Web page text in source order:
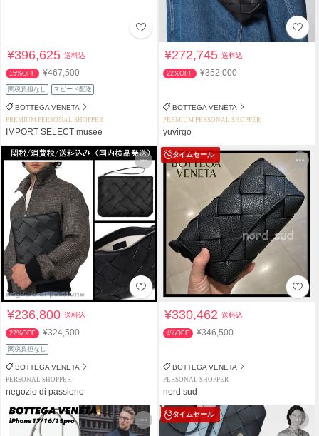
¥396,625送料込
15%OFF ¥467,500
関税負担なし スピード配送
BOTTEGA VENETA
PREMIUM PERSONAL SHOPPER
IMPORT SELECT musee
¥272,745送料込
22%OFF ¥352,000
BOTTEGA VENETA
PREMIUM PERSONAL SHOPPER
yuvirgo
¥236,800送料込
27%OFF ¥324,500
関税負担なし
BOTTEGA VENETA
PERSONAL SHOPPER
negozio di passione
タイムセール
¥330,462送料込
4%OFF ¥346,500
BOTTEGA VENETA
PERSONAL SHOPPER
nord sud
タイムセール